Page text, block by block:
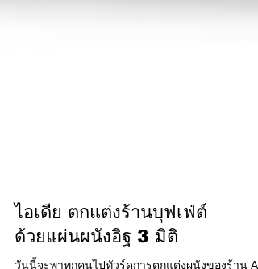
ไอเดีย ตกแต่งร้านบุฟเฟ่ต์